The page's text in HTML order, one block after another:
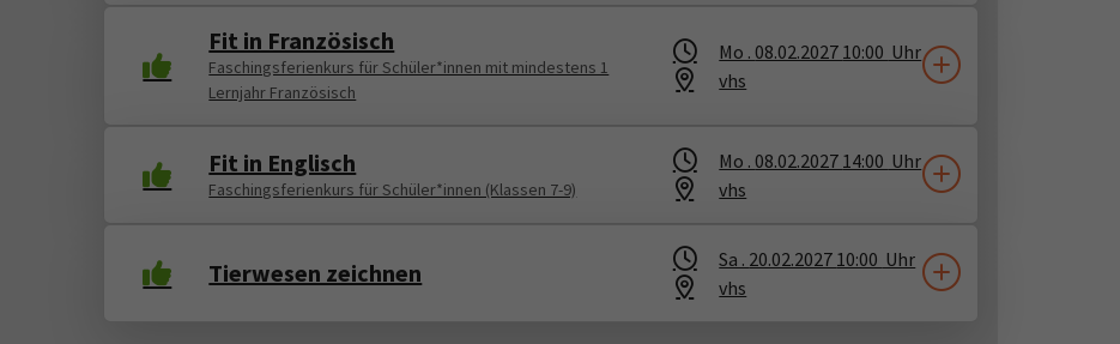
Fit in Französisch
Faschingsferienkurs für Schüler*innen mit mindestens 1
Lernjahr Französisch
Mo . 08.02.2027 10:00 Uhr
vhs
Fit in Englisch
Faschingsferienkurs für Schüler*innen (Klassen 7-9)
Mo . 08.02.2027 14:00 Uhr
vhs
Tierwesen zeichnen Sa . 20.02.2027 10:00 Uhr
vhs